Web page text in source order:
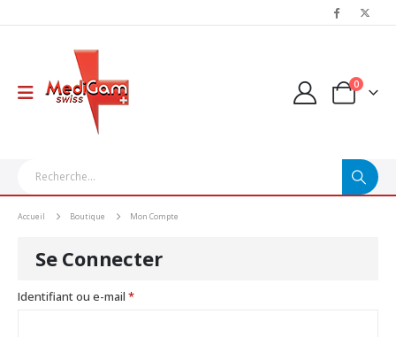
0
Accueil Boutique Mon Compte
Se Connecter
Identifiant ou e-mail *Obligatoire